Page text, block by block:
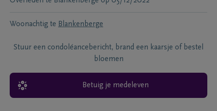
Woonachtig te Blankenberge
Stuur een condoléancebericht, brand een kaarsje of bestel
bloemen
Betuig je medeleven